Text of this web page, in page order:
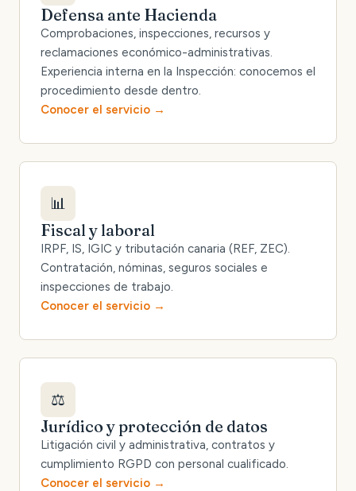
Defensa ante Hacienda
Comprobaciones, inspecciones, recursos y
reclamaciones económico-administrativas.
Experiencia interna en la Inspección: conocemos el
procedimiento desde dentro.
Conocer el servicio
📊
Fiscal y laboral
IRPF, IS, IGIC y tributación canaria (REF, ZEC).
Contratación, nóminas, seguros sociales e
inspecciones de trabajo.
Conocer el servicio
⚖️
Jurídico y protección de datos
Litigación civil y administrativa, contratos y
cumplimiento RGPD con personal cualificado.
Conocer el servicio